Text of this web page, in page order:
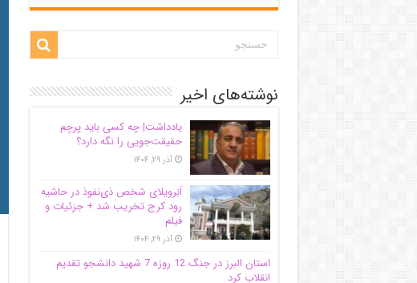
نوشته‌های اخیر
یادداشت| ‌چه کسی باید پرچم
حقیقت‌جویی را نگه دارد؟
آذر ۲۹, ۱۴۰۴
اَبَر‌ویلای شخص ذی‌نفوذ در حاشیه‌
رود کرج تخریب شد + جزئیات و
فیلم
آذر ۲۹, ۱۴۰۴
استان البرز در جنگ 12 روزه 7 شهید دانشجو تقدیم
انقلاب کرد